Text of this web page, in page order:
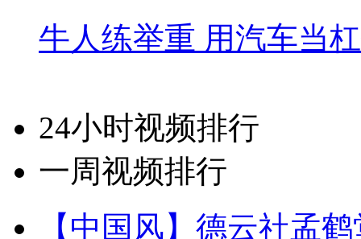
牛人练举重 用汽车当
24小时视频排行
一周视频排行
【中国风】德云社孟